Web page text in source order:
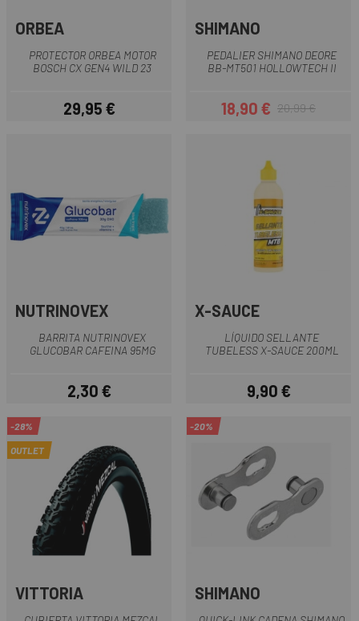
ORBEA
PROTECTOR ORBEA MOTOR
BOSCH CX GEN4 WILD 23
Precio
29,95 €
SHIMANO
PEDALIER SHIMANO DEORE
BB-MT501 HOLLOWTECH II
Precio
18,90 €Precio regular
20,99 €
NUTRINOVEX
BARRITA NUTRINOVEX
GLUCOBAR CAFEINA 95MG
Precio
2,30 €
X-SAUCE
LÍQUIDO SELLANTE
TUBELESS X-SAUCE 200ML
Precio
9,90 €
-28%
OUTLET
VITTORIA
-20%
SHIMANO